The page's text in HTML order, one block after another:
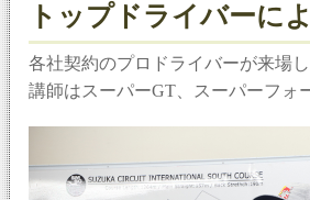
トップドライバーに
各社契約のプロドライバーが来場
講師はスーパーGT、スーパーフォ